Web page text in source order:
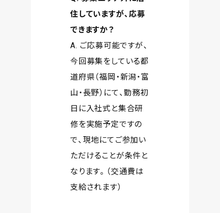
住していますが、応募
できますか？
A. ご応募可能ですが、
今回募集をしている都
道府県（福岡・新潟・富
山・長野）にて、勤務初
日に入社式と集合研
修を実施予定ですの
で、現地にてご参加い
ただけることが条件と
なります。（交通費は
支給されます）